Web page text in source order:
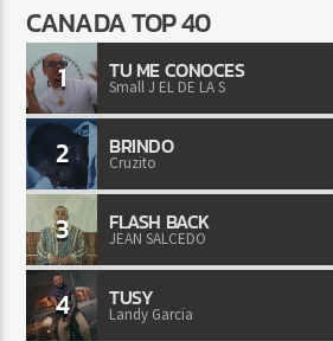
CANADA TOP 40
1 TU ME CONOCES
Small J EL DE LA S
2 BRINDO
Cruzito
3 FLASH BACK
JEAN SALCEDO
4 TUSY
Landy Garcia